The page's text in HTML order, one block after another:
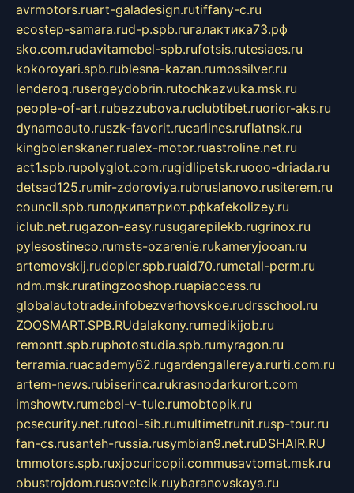
avrmotors.ruart-galadesign.rutiffany-c.ru
ecostep-samara.rud-p.spb.ruгалактика73.рф
sko.com.rudavitamebel-spb.rufotsis.rutesiaes.ru
kokoroyari.spb.rublesna-kazan.rumossilver.ru
lenderoq.rusergeydobrin.rutochkazvuka.msk.ru
people-of-art.rubezzubova.ruclubtibet.ruorior-aks.ru
dynamoauto.ruszk-favorit.rucarlines.ruflatnsk.ru
kingbolenskaner.rualex-motor.ruastroline.net.ru
act1.spb.rupolyglot.com.rugidlipetsk.ruooo-driada.ru
detsad125.rumir-zdoroviya.rubruslanovo.rusiterem.ru
council.spb.ruлодкипатриот.рфkafekolizey.ru
iclub.net.rugazon-easy.rusugarepilekb.rugrinox.ru
pylesostineco.rumsts-ozarenie.rukameryjooan.ru
artemovskij.rudopler.spb.ruaid70.rumetall-perm.ru
ndm.msk.ruratingzooshop.ruapiaccess.ru
globalautotrade.infobezverhovskoe.rudrsschool.ru
ZOOSMART.SPB.RUdalakony.rumedikijob.ru
remontt.spb.ruphotostudia.spb.rumyragon.ru
terramia.ruacademy62.rugardengallereya.rurti.com.ru
artem-news.rubiserinca.rukrasnodarkurort.com
imshowtv.rumebel-v-tule.rumobtopik.ru
pcsecurity.net.rutool-sib.rumultimetrunit.rusp-tour.ru
fan-cs.rusanteh-russia.rusymbian9.net.ruDSHAIR.RU
tmmotors.spb.ruxjocuricopii.commusavtomat.msk.ru
obustrojdom.rusovetcik.ruybaranovskaya.ru